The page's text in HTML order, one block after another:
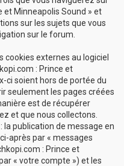
et Minneapolis Sound » et
sur les sujets que vous
sur le forum.
cookies externes au logiciel
: Prince et
ci soient hors de portée du
seulement les pages créées
est de récupérer
et que nous collectons.
la publication de message en
après par « messages
: Prince et
« votre compte ») et les